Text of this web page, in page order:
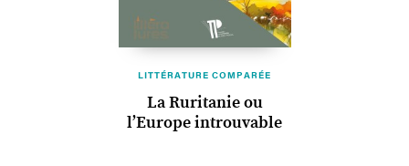
LITTÉRATURE COMPARÉE
La Ruritanie ou
l’Europe introuvable